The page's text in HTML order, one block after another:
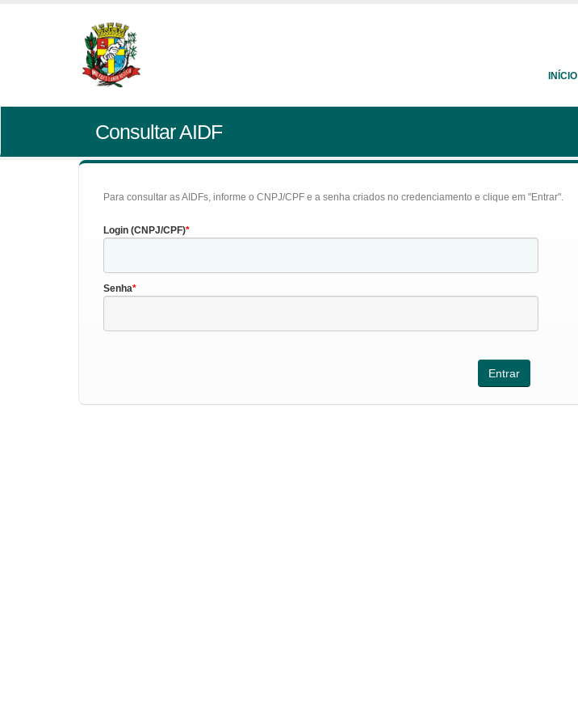
INÍCIO
Consultar AIDF
Para consultar as AIDFs, informe o CNPJ/CPF e a senha criados no credenciamento e clique em "Entrar".
Login (CNPJ/CPF)
Senha